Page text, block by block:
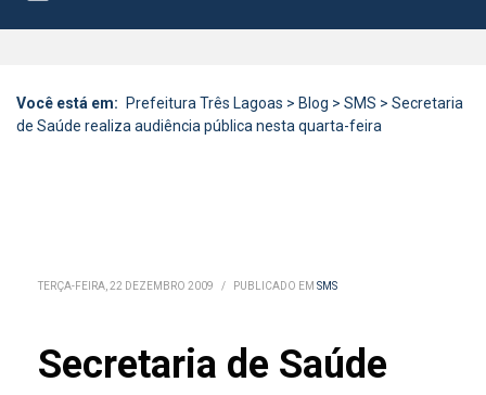
Você está em: Prefeitura Três Lagoas > Blog > SMS > Secretaria
de Saúde realiza audiência pública nesta quarta-feira
TERÇA-FEIRA, 22 DEZEMBRO 2009 / PUBLICADO EM SMS
Secretaria de Saúde